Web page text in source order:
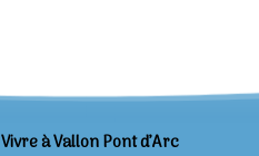
Vivre à Vallon Pont d’Arc